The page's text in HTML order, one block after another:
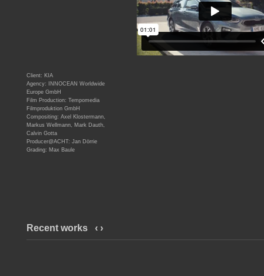
Client: KIA
Agency: INNOCEAN Worldwide
Europe GmbH
Film Production: Tempomedia
Filmproduktion GmbH
Compositing: Axel Klostermann,
Markus Wellmann, Mark Dauth,
Calvin Gotta
Producer@ACHT: Jan Dörrie
Grading: Max Baule
Recent works ‹ ›